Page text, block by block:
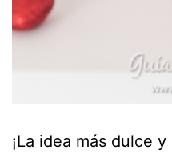
¡La idea más dulce